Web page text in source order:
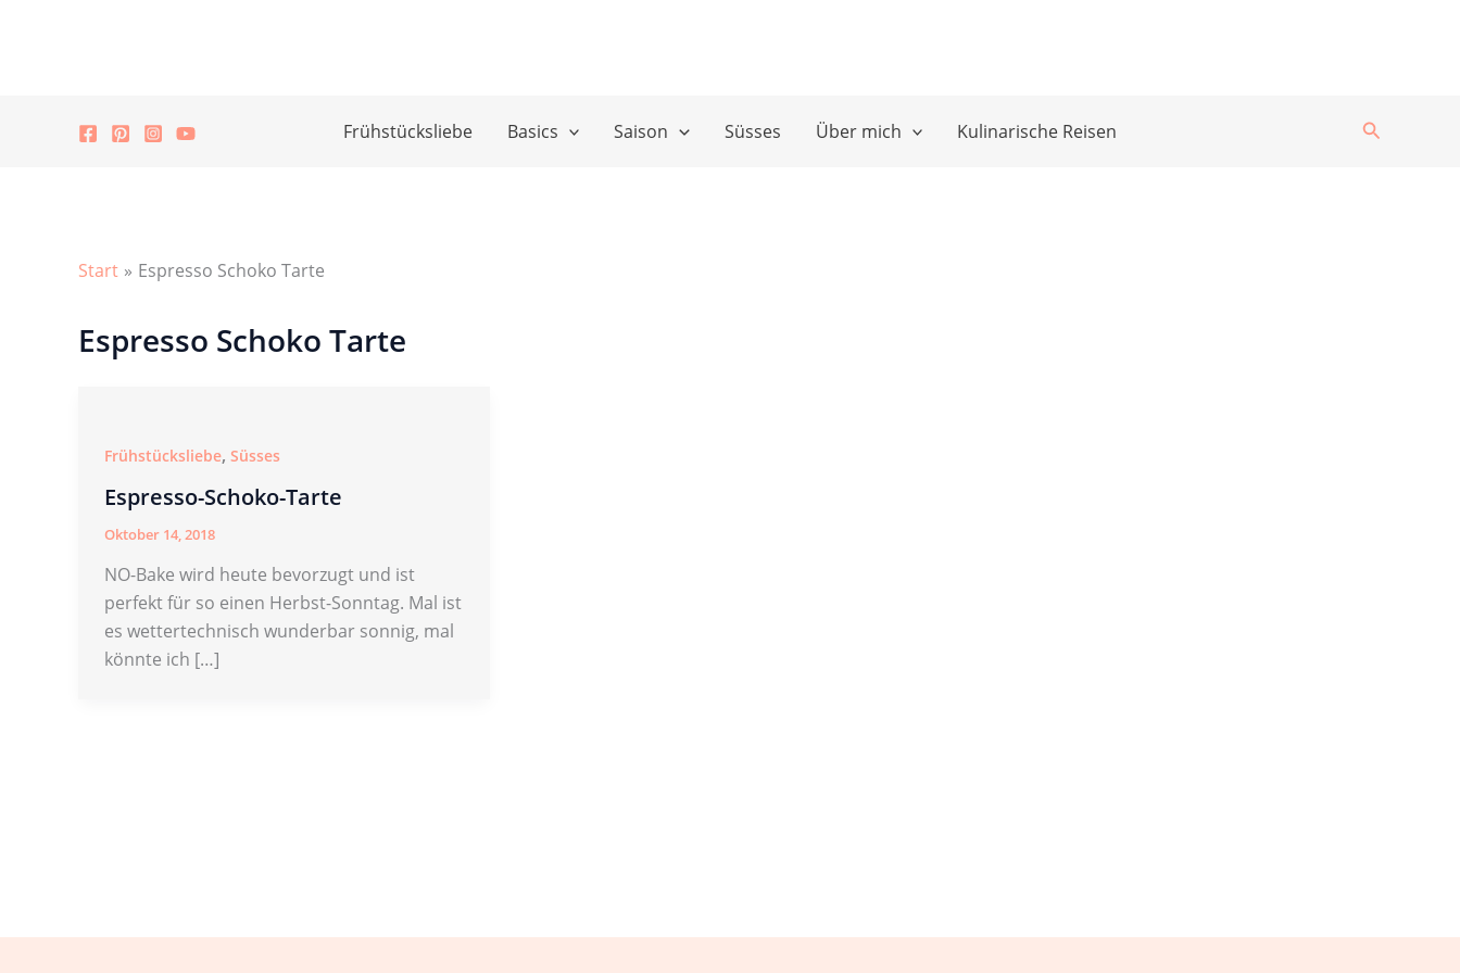
Frühstücksliebe Basics Saison Süsses Über mich Kulinarische Reisen Suchen
Start Espresso Schoko Tarte
Espresso Schoko Tarte
Frühstücksliebe, Süsses
Espresso-Schoko-Tarte
Oktober 14, 2018
NO-Bake wird heute bevorzugt und ist
perfekt für so einen Herbst-Sonntag. Mal ist
es wettertechnisch wunderbar sonnig, mal
könnte ich […]